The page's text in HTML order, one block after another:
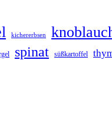
kichererbsen
spinat süßkartoffel